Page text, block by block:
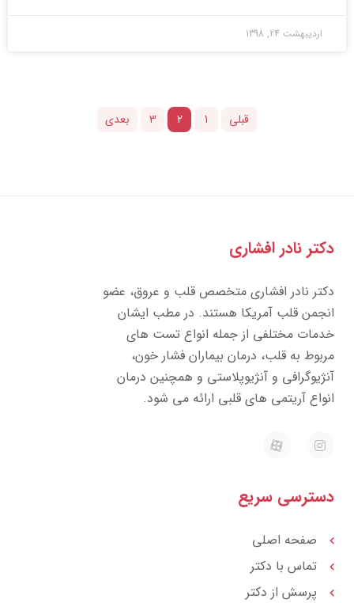
اردیبهشت 24, 1398
قبلی 1
2
3 بعدی
دکتر نادر افشاری
دکتر نادر افشاری متخصص قلب و عروق، عضو
انجمن قلب آمریکا هستند. در مطب ایشان
خدمات مختلفی از جمله انواع تست های
مربوط به قلب، درمان بیماران فشار خون،
آنژیوگرافی و آنژیوپلاستی و همچنین درمان
انواع آریتمی های قلبی ارائه می شود.
I
n
g
m
E
a
a
دسترسی سریع
صفحه اصلی
تماس با دکتر
پرسش از دکتر